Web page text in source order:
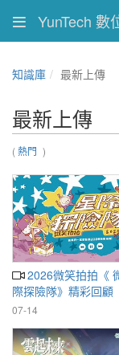
YunTech 數
知識庫 最新上傳
最新上傳
(熱門 )
2026微笑拍拍《 微笑🛸星
際探險隊》精彩回顧
07-14